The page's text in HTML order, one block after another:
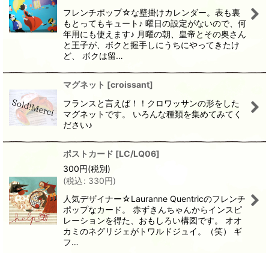
フレンチポップ☆な壁掛けカレンダー。表も裏
もとってもキュート♪ 曜日の設定がないので、何
年用にも使えます♪ 月曜の朝、皇帝とその奥さん
と王子が、ボクと握手しにうちにやってきたけ
ど、 ボクは留…
マグネット [croissant]
フランスと言えば！！クロワッサンの形をした
マグネットです。 いろんな種類を集めてみてく
ださい♪
ポストカード [LC/LQ06]
300円(税別)
(税込: 330円)
人気デザイナー☆Lauranne Quentricのフレンチ
ポップなカード。 赤ずきんちゃんからインスピ
レーションを得た、おもしろい構図です。 オオ
カミのネグリジェがトワルドジュイ。（笑） ギ
フ…